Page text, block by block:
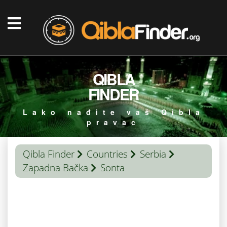
QIBLA
FINDER
Lako nađite vaš Qibla
pravac
Qibla Finder Countries
Serbia
Zapadna Bačka
Sonta